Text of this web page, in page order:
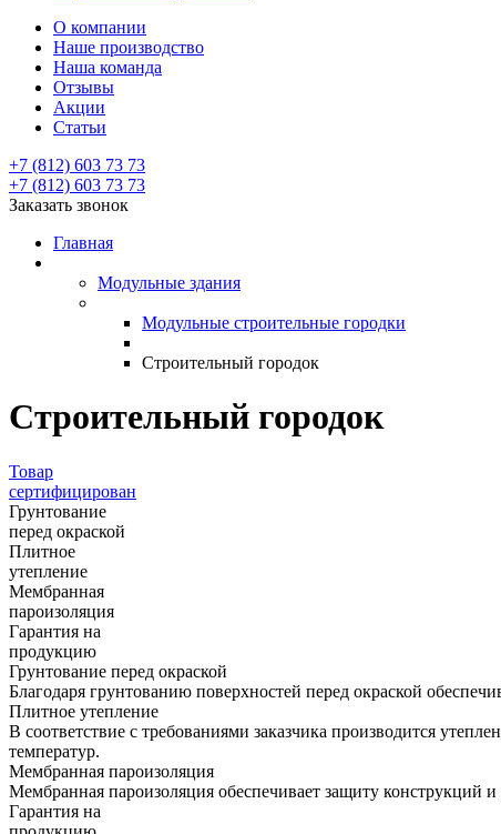
О компании
Наше производство
Наша команда
Отзывы
Акции
Статьи
+7 (812) 603 73 73
+7 (812) 603 73 73
Заказать звонок
Главная
Модульные здания
Модульные строительные городки
Строительный городок
Строительный городок
Товар
сертифицирован
Грунтование
перед окраской
Плитное
утепление
Мембранная
пароизоляция
Гарантия на
продукцию
Грунтование перед окраской
Благодаря грунтованию поверхностей перед окраской
Плитное утепление
В соответствие с требованиями заказчика производится
температур.
Мембранная пароизоляция
Мембранная пароизоляция обеспечивает защиту конструкций
Гарантия на